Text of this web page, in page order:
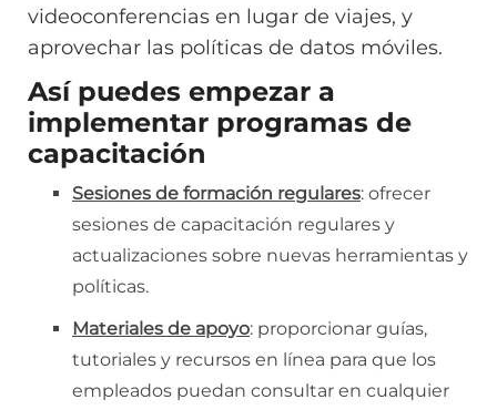
videoconferencias en lugar de viajes, y
aprovechar las políticas de datos móviles.
Así puedes empezar a
implementar programas de
capacitación
Sesiones de formación regulares: ofrecer
sesiones de capacitación regulares y
actualizaciones sobre nuevas herramientas y
políticas.
Materiales de apoyo: proporcionar guías,
tutoriales y recursos en línea para que los
empleados puedan consultar en cualquier